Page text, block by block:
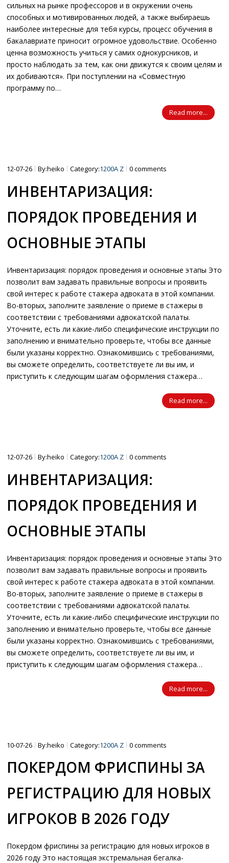
сильных на рынке профессоров и в окружении очень
способных и мотивированных людей, а также выбираешь
наиболее интересные для тебя курсы, процесс обучения в
бакалавриате приносит огромное удовольствие. Особенно
ценна возможность учиться у самих однокурсников, и
просто наблюдать за тем, как они движутся к своим целям и
их добиваются». При поступлении на «Совместную
программу по…
Read more...
12-07-26 By:heiko Category:1200A Z 0 comments
ИНВЕНТАРИЗАЦИЯ:
ПОРЯДОК ПРОВЕДЕНИЯ И
ОСНОВНЫЕ ЭТАПЫ
Инвентаризация: порядок проведения и основные этапы Это
позволит вам задавать правильные вопросы и проявить
свой интерес к работе стажера адвоката в этой компании.
Во-вторых, заполните заявление о приеме в стажеры в
соответствии с требованиями адвокатской палаты.
Уточните, есть ли какие-либо специфические инструкции по
заполнению и внимательно проверьте, чтобы все данные
были указаны корректно. Ознакомившись с требованиями,
вы сможете определить, соответствуете ли вы им, и
приступить к следующим шагам оформления стажера…
Read more...
12-07-26 By:heiko Category:1200A Z 0 comments
ИНВЕНТАРИЗАЦИЯ:
ПОРЯДОК ПРОВЕДЕНИЯ И
ОСНОВНЫЕ ЭТАПЫ
Инвентаризация: порядок проведения и основные этапы Это
позволит вам задавать правильные вопросы и проявить
свой интерес к работе стажера адвоката в этой компании.
Во-вторых, заполните заявление о приеме в стажеры в
соответствии с требованиями адвокатской палаты.
Уточните, есть ли какие-либо специфические инструкции по
заполнению и внимательно проверьте, чтобы все данные
были указаны корректно. Ознакомившись с требованиями,
вы сможете определить, соответствуете ли вы им, и
приступить к следующим шагам оформления стажера…
Read more...
10-07-26 By:heiko Category:1200A Z 0 comments
ПОКЕРДОМ ФРИСПИНЫ ЗА
РЕГИСТРАЦИЮ ДЛЯ НОВЫХ
ИГРОКОВ В 2026 ГОДУ
Покердом фриспины за регистрацию для новых игроков в
2026 году Это настоящая экстремальная бегалка-